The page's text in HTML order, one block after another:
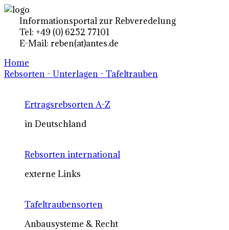
Informationsportal zur Rebveredelung
Tel: +49 (0) 6252 77101
E-Mail: reben(at)antes.de
Home
Rebsorten - Unterlagen - Tafeltrauben
Ertragsrebsorten A-Z
in Deutschland
Rebsorten international
externe Links
Tafeltraubensorten
Anbausysteme & Recht